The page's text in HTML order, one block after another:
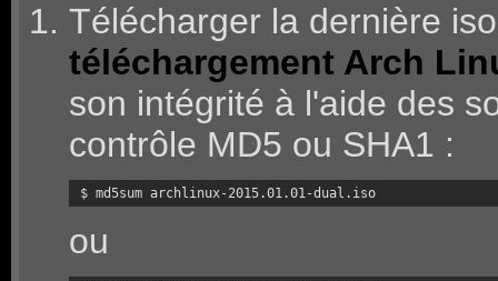
Télécharger la dernière
téléchargement Arch
son intégrité à l'aide des
contrôle MD5 ou SHA1 :
$ md5sum archlinux-2015.01.01-dual.iso
ou